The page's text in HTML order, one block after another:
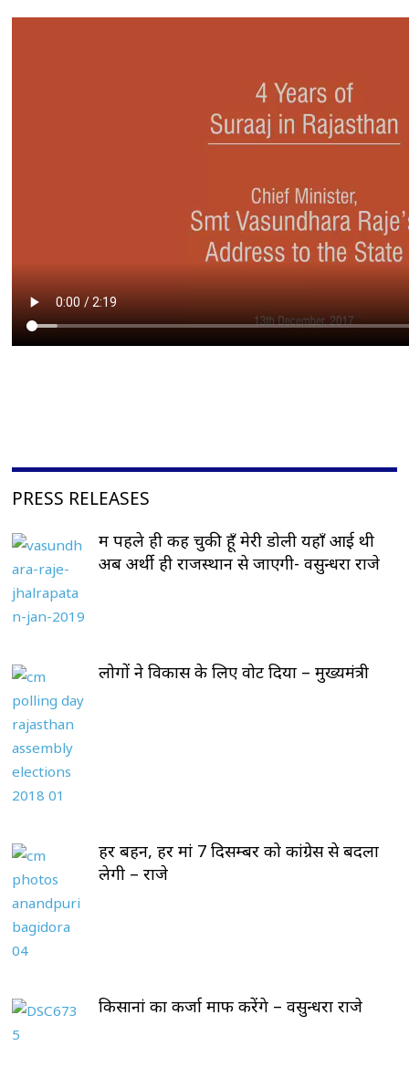
PRESS RELEASES
मैं पहले ही कह चुकी हूँ मेरी डोली यहाँ आई थी
अब अर्थी ही राजस्थान से जाएगी- वसुन्धरा राजे
लोगों ने विकास के लिए वोट दिया – मुख्यमंत्री
हर बहन, हर मां 7 दिसम्बर को कांग्रेस से बदला
लेगी – राजे
किसानां का कर्जा माफ करेंगे – वसुन्धरा राजे